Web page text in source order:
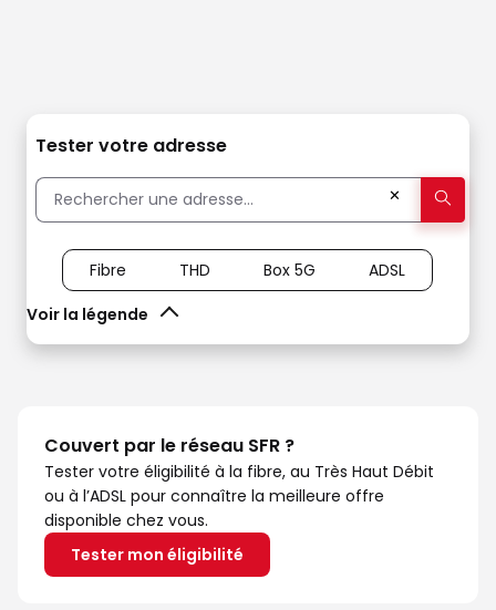
Tester votre adresse
✕
Voir la légende
Fibre THD Box 5G ADSL
Couvert par le réseau SFR ?
Tester votre éligibilité à la fibre, au Très Haut Débit
ou à l’ADSL pour connaître la meilleure offre
disponible chez vous.
Tester mon éligibilité